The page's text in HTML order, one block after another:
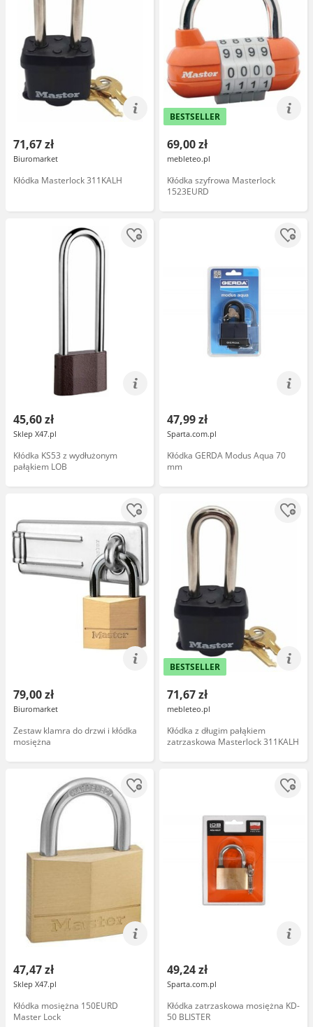
71,67 zł
Biuromarket
Kłódka Masterlock 311KALH
BESTSELLER
69,00 zł
mebleteo.pl
Kłódka szyfrowa Masterlock
1523EURD
45,60 zł
Sklep X47.pl
Kłódka KS53 z wydłużonym
pałąkiem LOB
47,99 zł
Sparta.com.pl
Kłódka GERDA Modus Aqua 70
mm
79,00 zł
Biuromarket
Zestaw klamra do drzwi i kłódka
mosiężna
BESTSELLER
71,67 zł
mebleteo.pl
Kłódka z długim pałąkiem
zatrzaskowa Masterlock 311KALH
47,47 zł
Sklep X47.pl
Kłódka mosiężna 150EURD
Master Lock
49,24 zł
Sparta.com.pl
Kłódka zatrzaskowa mosiężna KD-
50 BLISTER